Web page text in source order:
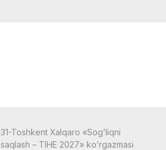
31-Toshkent Xalqaro «Sog’liqni
saqlash – TIHE 2027» ko’rgazmasi